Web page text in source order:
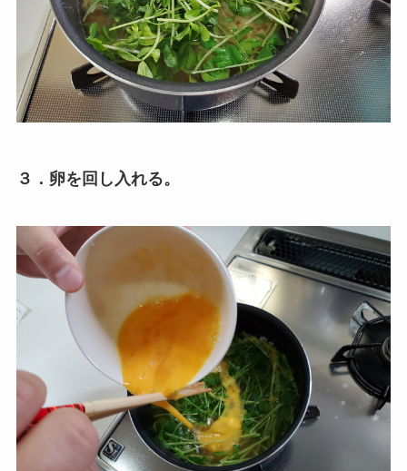
３．卵を回し入れる。